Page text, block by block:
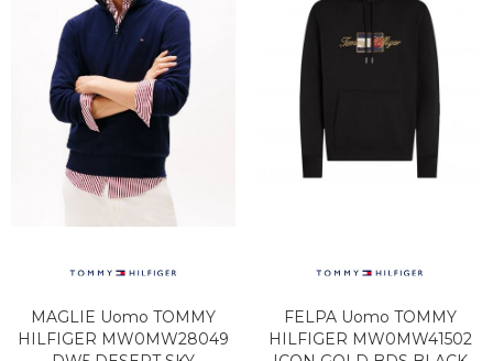
MAGLIE Uomo TOMMY
HILFIGER MW0MW28049
FELPA Uomo TOMMY
HILFIGER MW0MW41502